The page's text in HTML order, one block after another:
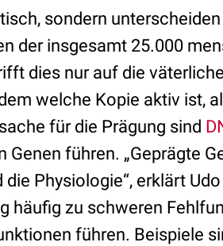
sondern
der insgesamt 25.000
dies nur auf die
welche Kopie aktiv ist,
für die Prägung sind
Genen führen. „Geprägte
die Physiologie“, erklärt
häufig zu schweren
führen. Beispiele